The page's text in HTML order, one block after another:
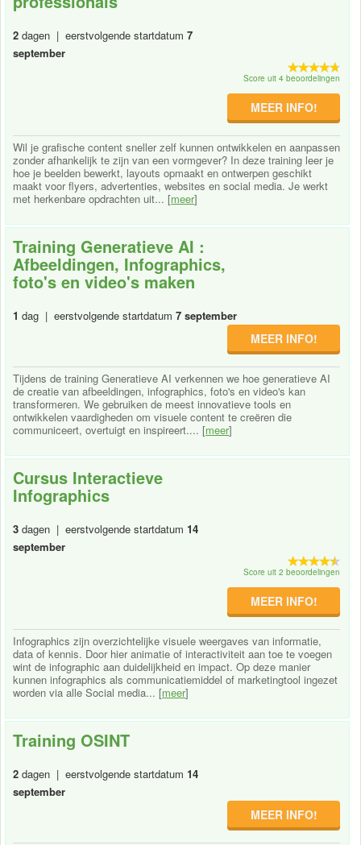
2 dagen | eerstvolgende startdatum 7
september
Score uit 4 beoordelingen
MEER INFO!
Wil je grafische content sneller zelf kunnen ontwikkelen en aanpassen
zonder afhankelijk te zijn van een vormgever? In deze training leer je
hoe je beelden bewerkt, layouts opmaakt en ontwerpen geschikt
maakt voor flyers, advertenties, websites en social media. Je werkt
met herkenbare opdrachten uit... [meer]
Training Generatieve AI :
Afbeeldingen, Infographics,
foto's en video's maken
1 dag | eerstvolgende startdatum 7 september
MEER INFO!
Tijdens de training Generatieve AI verkennen we hoe generatieve AI
de creatie van afbeeldingen, infographics, foto's en video's kan
transformeren. We gebruiken de meest innovatieve tools en
ontwikkelen vaardigheden om visuele content te creëren die
communiceert, overtuigt en inspireert.... [meer]
Cursus Interactieve
Infographics
3 dagen | eerstvolgende startdatum 14
september
Score uit 2 beoordelingen
MEER INFO!
Infographics zijn overzichtelijke visuele weergaves van informatie,
data of kennis. Door hier animatie of interactiviteit aan toe te voegen
wint de infographic aan duidelijkheid en impact. Op deze manier
kunnen infographics als communicatiemiddel of marketingtool ingezet
worden via alle Social media... [meer]
Training OSINT
2 dagen | eerstvolgende startdatum 14
september
MEER INFO!